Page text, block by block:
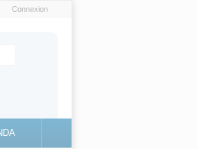
Connexion